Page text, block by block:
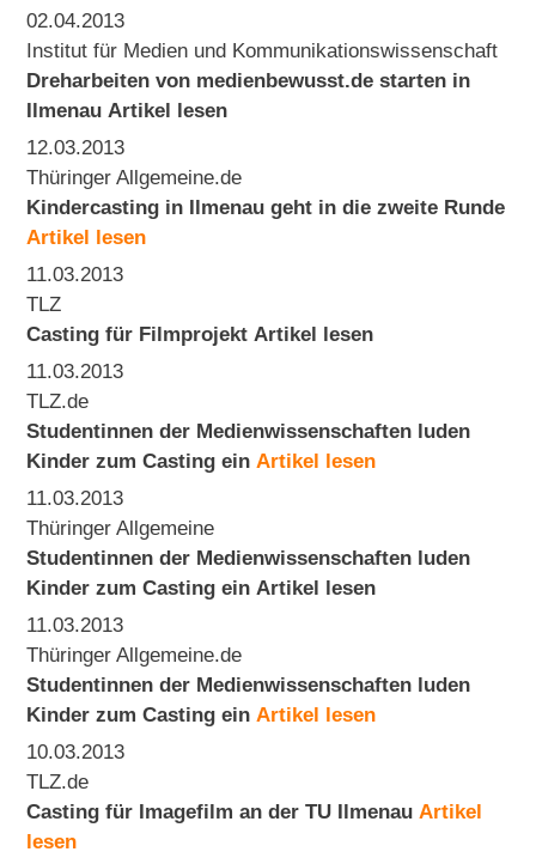
02.04.2013
Institut für Medien und Kommunikationswissenschaft
Dreharbeiten von medienbewusst.de starten in
Ilmenau Artikel lesen
12.03.2013
Thüringer Allgemeine.de
Kindercasting in Ilmenau geht in die zweite Runde
Artikel lesen
11.03.2013
TLZ
Casting für Filmprojekt Artikel lesen
11.03.2013
TLZ.de
Studentinnen der Medienwissenschaften luden
Kinder zum Casting ein Artikel lesen
11.03.2013
Thüringer Allgemeine
Studentinnen der Medienwissenschaften luden
Kinder zum Casting ein Artikel lesen
11.03.2013
Thüringer Allgemeine.de
Studentinnen der Medienwissenschaften luden
Kinder zum Casting ein Artikel lesen
10.03.2013
TLZ.de
Casting für Imagefilm an der TU Ilmenau Artikel
lesen